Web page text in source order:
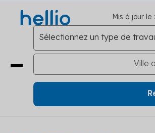
Mis à jour le :